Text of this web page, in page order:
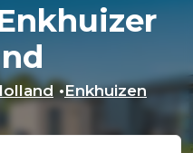
•Enkhuizen